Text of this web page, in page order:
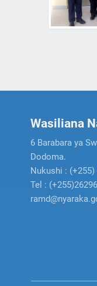
Wasiliana
6 Barabara ya
Dodoma.
Nukushi : (+255)
Tel :